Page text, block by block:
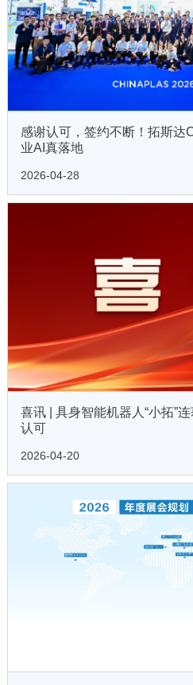
感谢认可，签约不断！拓斯达
业AI真落地
2026-04-28
喜讯 | 具身智能机器人“小拓”
认可
2026-04-20